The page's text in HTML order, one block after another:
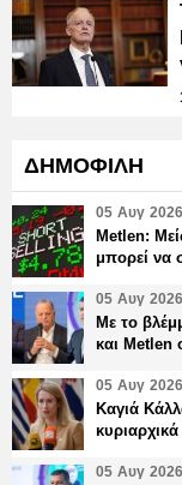
ΔΗΜΟΦΙΛΗ
05 Αυγ 2026
Metlen:
μπορεί να
05 Αυγ 2026
Με το
και Metlen
05 Αυγ 2026
Καγιά
05 Αυγ 2026